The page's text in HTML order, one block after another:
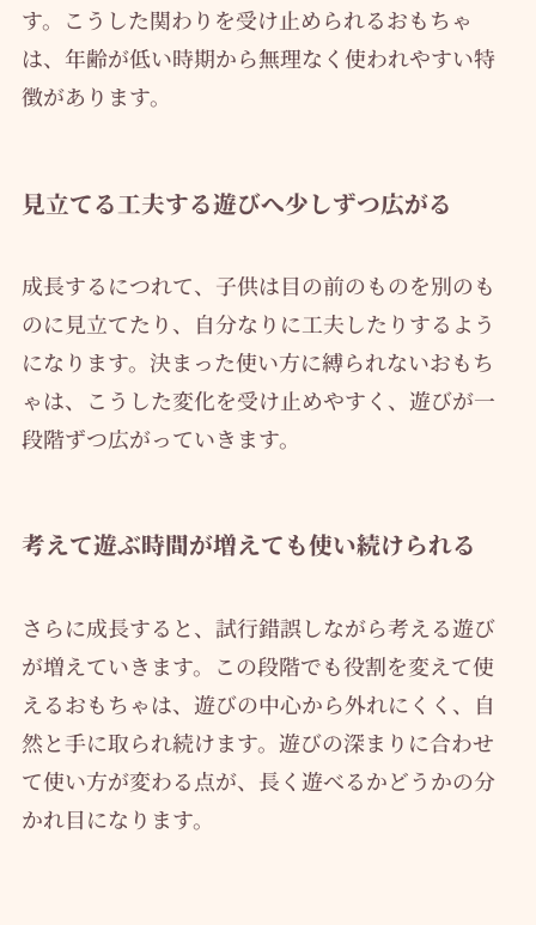
す。こうした関わりを受け止められるおもちゃ
は、年齢が低い時期から無理なく使われやすい特
徴があります。
見立てる工夫する遊びへ少しずつ広がる
成長するにつれて、子供は目の前のものを別のも
のに見立てたり、自分なりに工夫したりするよう
になります。決まった使い方に縛られないおもち
ゃは、こうした変化を受け止めやすく、遊びが一
段階ずつ広がっていきます。
考えて遊ぶ時間が増えても使い続けられる
さらに成長すると、試行錯誤しながら考える遊び
が増えていきます。この段階でも役割を変えて使
えるおもちゃは、遊びの中心から外れにくく、自
然と手に取られ続けます。遊びの深まりに合わせ
て使い方が変わる点が、長く遊べるかどうかの分
かれ目になります。